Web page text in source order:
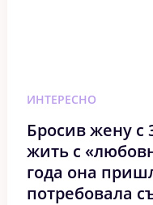
ИНТЕРЕСНО
Бросив жену с
жить с
года она
потребовала